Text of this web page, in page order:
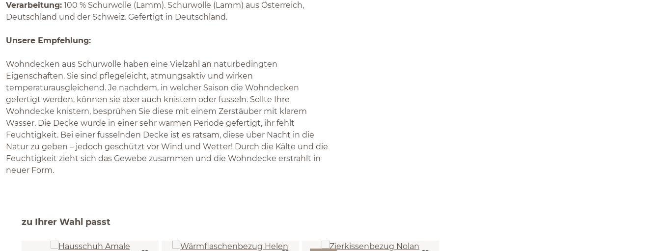
Verarbeitung: 100 % Schurwolle (Lamm). Schurwolle (Lamm) aus Österreich,
Deutschland und der Schweiz. Gefertigt in Deutschland.
Unsere Empfehlung:
Wohndecken aus Schurwolle haben eine Vielzahl an naturbedingten
Eigenschaften. Sie sind pflegeleicht, atmungsaktiv und wirken
temperaturausgleichend. Je nachdem, in welcher Saison die Wohndecken
gefertigt werden, können sie aber auch knistern oder fusseln. Sollte Ihre
Wohndecke knistern, besprühen Sie diese mit einem Zerstäuber mit klarem
Wasser. Die Decke wurde in einer sehr warmen Periode gefertigt, ihr fehlt
Feuchtigkeit. Bei einer fusselnden Decke ist es ratsam, diese über Nacht in die
Natur zu geben – jedoch geschützt vor Wind und Wetter! Durch die Kälte und die
Feuchtigkeit zieht sich das Gewebe zusammen und die Wohndecke erstrahlt in
neuer Form.
zu Ihrer Wahl passt